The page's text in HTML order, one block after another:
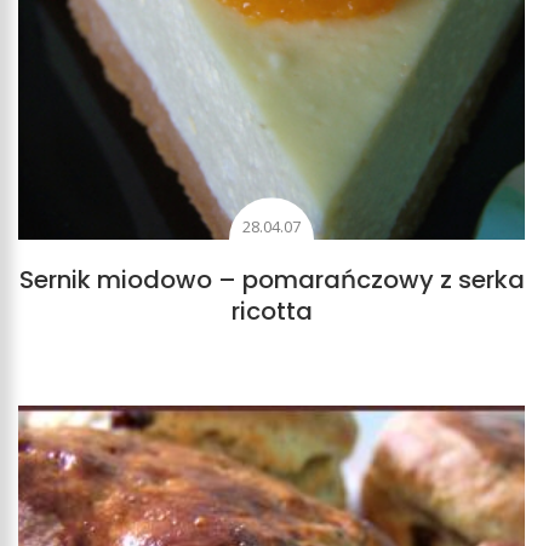
28.04.07
Sernik miodowo – pomarańczowy z serka
ricotta